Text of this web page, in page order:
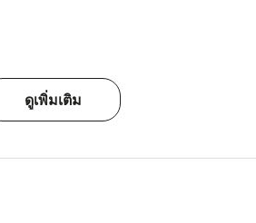
ดูเพิ่มเติม